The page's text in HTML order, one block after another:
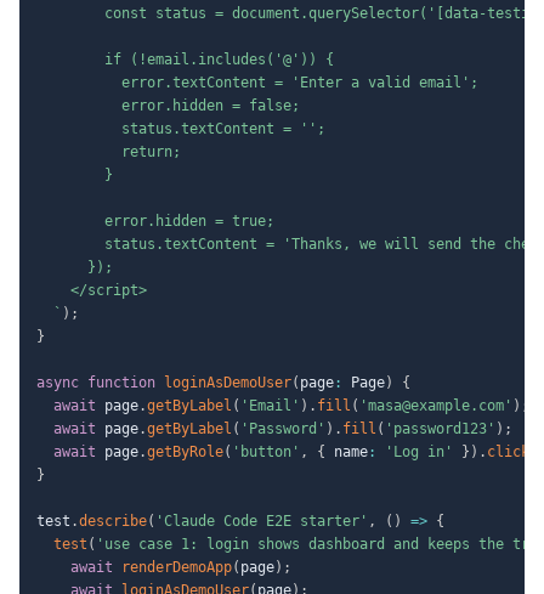
const status = document.querySelector('[data-
        if (!email.includes('@')) {
          error.textContent = 'Enter a valid email';
          error.hidden = false;
          status.textContent = '';
          return;
        }
        error.hidden = true;
status.textContent = 'Thanks, we will send the
      });
    </script>
` ) ;
}
async function loginAsDemoUser( page : Page)
{
await page.getByLabel ( 'Email' ) . fill ( 'masa@example.com' ) ;
await page.getByLabel ( 'Password' ) . fill ( 'password123' ) ;
await page.getByRole( 'button' , { name : 'Log in' } ) . click
}
test .describe( 'Claude Code E2E starter' , ( ) => {
test ( 'use case 1: login shows dashboard and keeps the
await
renderDemoApp( page) ;
await
loginAsDemoUser( page) ;